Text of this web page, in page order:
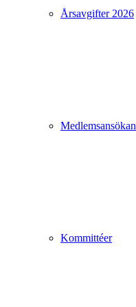
Årsavgifter 2026
Medlemsansökan
Kommittéer